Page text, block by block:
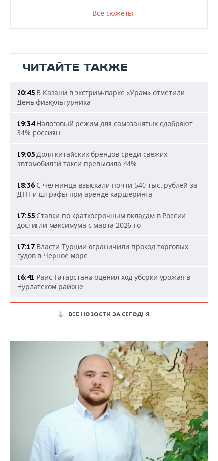
Все сюжеты
ЧИТАЙТЕ ТАКЖЕ
20:45 В Казани в экстрим-парке «Урам» отметили
День физкультурника
19:34Налоговый режим для самозанятых одобряют
34% россиян
19:05 Доля китайских брендов среди свежих
автомобилей такси превысила 44%
18:36 С челнинца взыскали почти 540 тыс. рублей за
ДТП и штрафы при аренде каршеринга
17:55 Ставки по краткосрочным вкладам в России
достигли максимума с марта 2026-го
17:17 Власти Турции ограничили проход торговых
судов в Черное море
16:41 Раис Татарстана оценил ход уборки урожая в
Нурлатском районе
ВСЕ НОВОСТИ ЗА СЕГОДНЯ